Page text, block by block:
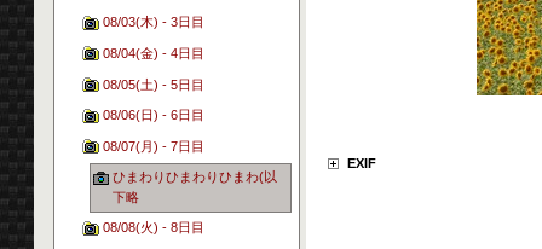
08/03(木) - 3日目
08/04(金) - 4日目
08/05(土) - 5日目
08/06(日) - 6日目
08/07(月) - 7日目
ひまわりひまわりひまわ(以
下略
08/08(火) - 8日目
EXIF